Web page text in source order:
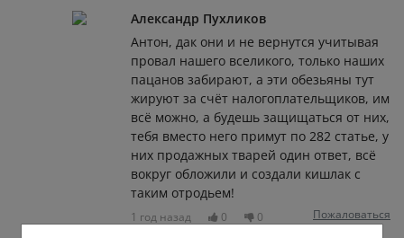
Александр Пухликов
Антон, дак они и не вернутся учитывая
провал нашего вселикого, только наших
пацанов забирают, а эти обезьяны тут
жируют за счёт налогоплательщиков, им
всё можно, а будешь защищаться от них,
тебя вместо него примут по 282 статье, у
них продажных тварей один ответ, всё
вокруг обложили и создали кишлак с
таким отродьем!
1 год назад 0 0 Пожаловаться